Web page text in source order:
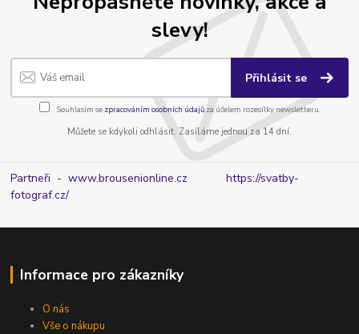
slevy!
Přihlásit se
Souhlasím se zpracováním osobních údajůza účelem rozesílky newsletteru.
Můžete se kdykoli odhlásit. Zasíláme jednou za 14 dní.
Partneři - www.brousenionline.czhttps://svatby-
fotograf.cz/
Informace pro zákazníky
O nás
Vše o nákupu